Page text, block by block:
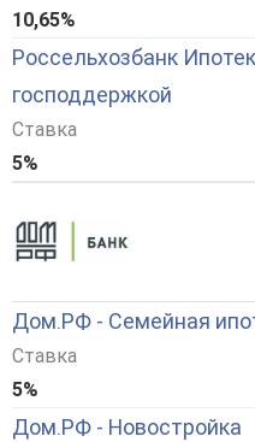
10,65%
Россельхозбанк
господдержкой
Ставка
5%
Дом.РФ - Семейная
Ставка
5%
Дом.РФ - Новостройка